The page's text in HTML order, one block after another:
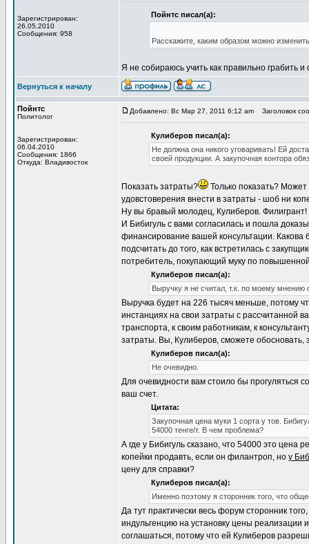
Зарегистрирован:
26.05.2010
Сообщения: 958
Пойнтс писал(а):
Расскажите, каким образом можно
Я не собираюсь учить как правильно грабить
Вернуться к началу
Пойнтс
Политолог
Зарегистрирован:
06.04.2010
Сообщения: 1866
Откуда: Владивосток
Добавлено: Вс Мар 27, 2011 6:12 am Заголовок
Кулиберов писал(а):
Не должна она никого уговаривать! Ей
своей продукции. А закупочная контора
Показать затраты?
Только показать?
удовстоверения внести в затраты - шоб ни
Ну вы бравый молодец, Кулиберов. Филигрант!
И Бибигуль с вами согласилась и пошла
финансирование вашей консультации. Какова
подсчитать до того, как встретилась с
потребитель, покупающий муку по
Кулиберов писал(а):
Выручку я не считал, т.к. по моему мнению
Выручка будет на 226 тысяч меньше, потому
инстанциях на свои затраты с рассчитанной
транспорта, к своим работникам, к
затраты. Вы, Кулиберов, сможете обосновать,
Кулиберов писал(а):
Не очевидно.
Для очевидности вам стоило бы прогуляться
ваш счет.
Цитата:
Закупочная цена муки 1 сорта у тов.
54000 тенге/т. В чем проблема?
А где у Бибигуль сказано, что 54000 это цена
копейки продавть, если он филантроп, но у
цену для справки?
Кулиберов писал(а):
Именно поэтому я сторонник того, что
Да тут практически весь форум сторонник
индульгенцию на установку цены реализации
соглашаться, потому что ей Кулиберов